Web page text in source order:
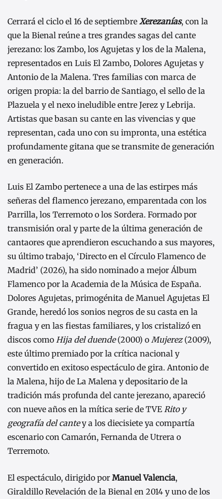
Cerrará el ciclo el 16 de septiembre Xerezanías, con la
que la Bienal reúne a tres grandes sagas del cante
jerezano: los Zambo, los Agujetas y los de la Malena,
representados en Luis El Zambo, Dolores Agujetas y
Antonio de la Malena. Tres familias con marca de
origen propia: la del barrio de Santiago, el sello de la
Plazuela y el nexo ineludible entre Jerez y Lebrija.
Artistas que basan su cante en las vivencias y que
representan, cada uno con su impronta, una estética
profundamente gitana que se transmite de generación
en generación.
Luis El Zambo pertenece a una de las estirpes más
señeras del flamenco jerezano, emparentada con los
Parrilla, los Terremoto o los Sordera. Formado por
transmisión oral y parte de la última generación de
cantaores que aprendieron escuchando a sus mayores,
su último trabajo, ‘Directo en el Círculo Flamenco de
Madrid’ (2026), ha sido nominado a mejor Álbum
Flamenco por la Academia de la Música de España.
Dolores Agujetas, primogénita de Manuel Agujetas El
Grande, heredó los sonios negros de su casta en la
fragua y en las fiestas familiares, y los cristalizó en
discos como Hija del duende(2000) o Mujerez(2009),
este último premiado por la crítica nacional y
convertido en exitoso espectáculo de gira. Antonio de
la Malena, hijo de La Malena y depositario de la
tradición más profunda del cante jerezano, apareció
con nueve años en la mítica serie de TVE Rito y
geografía del cantey a los diecisiete ya compartía
escenario con Camarón, Fernanda de Utrera o
Terremoto.
El espectáculo, dirigido por Manuel Valencia,
Giraldillo Revelación de la Bienal en 2014 y uno de los